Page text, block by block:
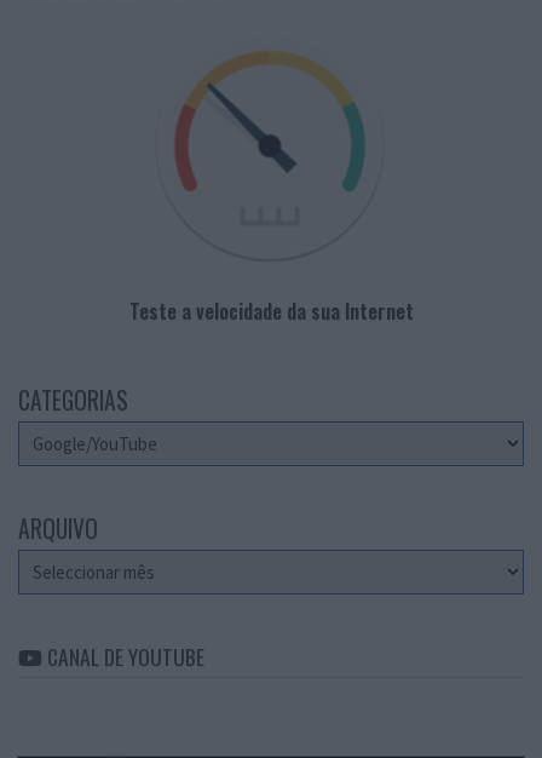
Teste a velocidade da sua Internet
CATEGORIAS
Categorias
ARQUIVO
Arquivo
CANAL DE YOUTUBE